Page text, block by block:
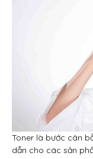
Toner là bước cân
dẫn cho các sản